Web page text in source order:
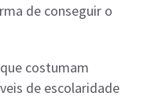
de conseguir o
costumam
de escolaridade